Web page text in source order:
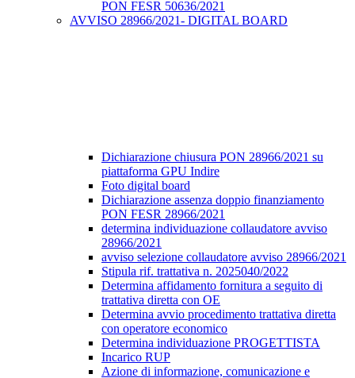
PON FESR 50636/2021
AVVISO 28966/2021- DIGITAL BOARD
Dichiarazione chiusura PON 28966/2021 su
piattaforma GPU Indire
Foto digital board
Dichiarazione assenza doppio finanziamento
PON FESR 28966/2021
determina individuazione collaudatore avviso
28966/2021
avviso selezione collaudatore avviso 28966/2021
Stipula rif. trattativa n. 2025040/2022
Determina affidamento fornitura a seguito di
trattativa diretta con OE
Determina avvio procedimento trattativa diretta
con operatore economico
Determina individuazione PROGETTISTA
Incarico RUP
Azione di informazione, comunicazione e